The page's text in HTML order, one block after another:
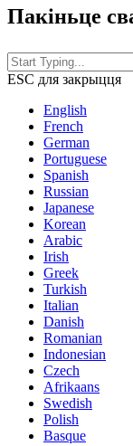
Пакіньце
ESC для закрыцця
English
French
German
Portuguese
Spanish
Russian
Japanese
Korean
Arabic
Irish
Greek
Turkish
Italian
Danish
Romanian
Indonesian
Czech
Afrikaans
Swedish
Polish
Basque